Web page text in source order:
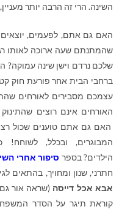
השינה. הרי זה הרבה יותר
האם גם אתם, לפעמים, יוצאים
שהמתנתם שעה ארוכה לאותו
שלכם נרדם וישן שינה
ברחבי הבית אחר פורעת חוק
עצמכם מסבירים לאורחים
האורחים אינם רוצים
האם גם אתם טוענים שכול
המבוגרים, ובכלל,
הילדים?בספר סיפור אחרי
חתרני, שנון ומחויך, בהתאים
אבא אכל דייסה (שראה אור
קוראת תיגר על הסדר